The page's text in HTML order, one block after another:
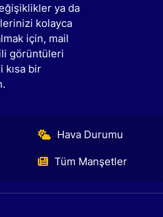
ya da
kolayca
için, mail
görüntüleri
kısa bir
Hava Durumu
Tüm Manşetler